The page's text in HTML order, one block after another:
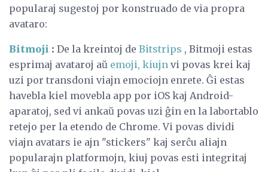
popularaj sugestoj por konstruado de via propra
avataro:
Bitmoji : De la kreintoj de Bitstrips , Bitmoji estas
esprimaj avataroj aŭ emoji, kiujn vi povas krei kaj
uzi por transdoni viajn emociojn enrete. Ĝi estas
havebla kiel movebla app por iOS kaj Android-
aparatoj, sed vi ankaŭ povas uzi ĝin en la labortablo
retejo per la etendo de Chrome. Vi povas dividi
viajn avatars ie ajn "stickers" kaj serĉu aliajn
popularajn platformojn, kiuj povas esti integritaj